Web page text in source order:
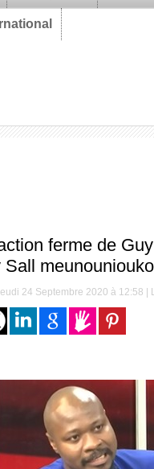
ferme de
Sall
24 Septembre 2020 à 12:58 |